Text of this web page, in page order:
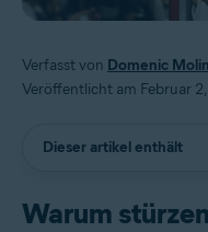
Verfasst von Domenic
Veröffentlicht am Februar
Dieser artikel enthält
Warum